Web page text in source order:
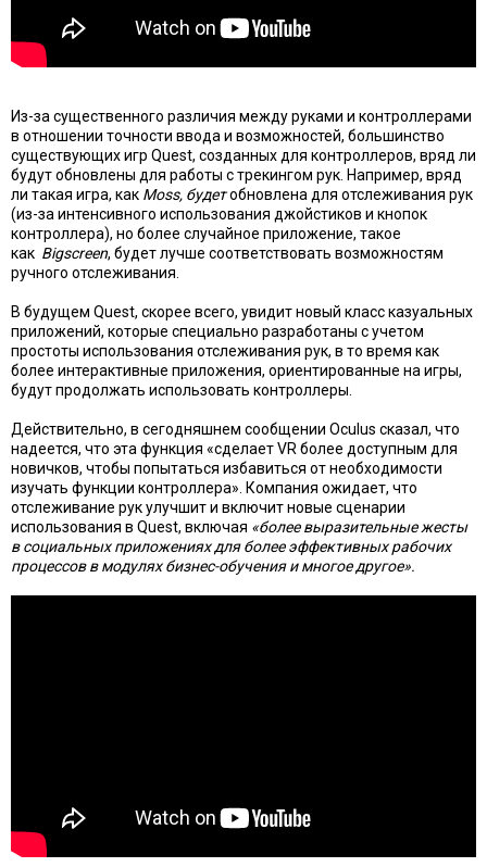
Из-за существенного различия между руками и контроллерами
в отношении точности ввода и возможностей, большинство
существующих игр Quest, созданных для контроллеров, вряд ли
будут обновлены для работы с трекингом рук. Например, вряд
ли такая игра, как Moss, будетобновлена ​​для отслеживания рук
(из-за интенсивного использования джойстиков и кнопок
контроллера), но более случайное приложение, такое
как Bigscreen, будет лучше соответствовать возможностям
ручного отслеживания.
В будущем Quest, скорее всего, увидит новый класс казуальных
приложений, которые специально разработаны с учетом
простоты использования отслеживания рук, в то время как
более интерактивные приложения, ориентированные на игры,
будут продолжать использовать контроллеры.
Действительно, в сегодняшнем сообщении Oculus сказал, что
надеется, что эта функция «сделает VR более доступным для
новичков, чтобы попытаться избавиться от необходимости
изучать функции контроллера». Компания ожидает, что
отслеживание рук улучшит и включит новые сценарии
использования в Quest, включая «более выразительные жесты
в социальных приложениях для более эффективных рабочих
процессов в модулях бизнес-обучения и многое другое».